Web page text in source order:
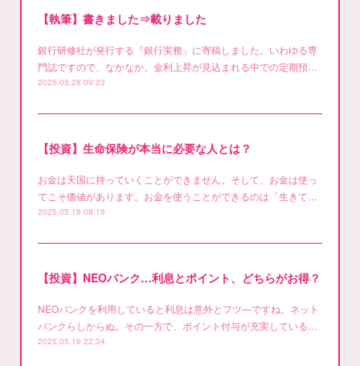
【執筆】書きました⇒載りました
銀行研修社が発行する『銀行実務」に寄稿しました。いわゆる専
門誌ですので、なかなか。金利上昇が見込まれる中での定期預…
2025.05.28 09:23
【投資】生命保険が本当に必要な人とは？
お金は天国に持っていくことができません。そして、お金は使っ
てこそ価値があります。お金を使うことができるのは「生きて…
2025.05.18 08:18
【投資】NEOバンク…利息とポイント、どちらがお得？
NEOバンクを利用していると利息は意外とフツ―ですね。ネット
バンクらしからぬ。その一方で、ポイント付与が充実している…
2025.05.16 22:34